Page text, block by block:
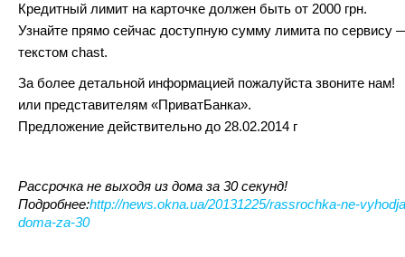
Кредитный лимит на карточке должен быть от 2000 грн.
Узнайте прямо сейчас доступную сумму лимита по сервису
текстом chast.
За более детальной информацией пожалуйста звоните нам!
или представителям «ПриватБанка».
Предложение действительно до 28.02.2014 г
Рассрочка не выходя из дома за 30 секунд!
Подробнее:http://news.okna.ua/20131225/rassrochka-ne-
doma-za-30